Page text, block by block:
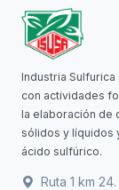
Industria Sulfurica
con actividades
la elaboración de
sólidos y líquidos
ácido sulfúrico.
Ruta 1 km